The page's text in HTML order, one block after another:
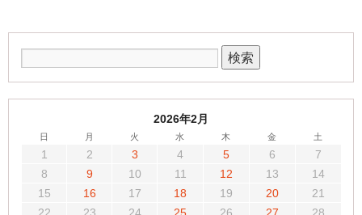
2026年2月
日 月 火 水 木 金 土
1 2 3 4 5 6
7
8
9 10 11 12 13
14
15
16 17 18 19 20
21